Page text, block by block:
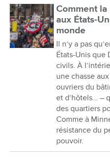
Comment la
aux États-
monde
Il n’y a pas
États-Unis que
civils. À
une chasse
ouvriers du
et d’hôtels… –
des quartiers
Comme à
résistance du
pouvoir.